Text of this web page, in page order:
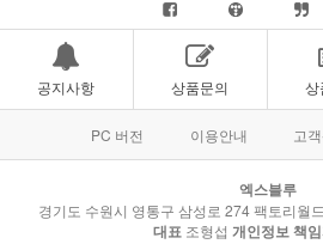
공지사항 상품문의 상
PC 버전 이용안내 고
엑스블루
경기도 수원시 영통구 삼성로 274 팩토리월
대표 조형섭 개인정보 책